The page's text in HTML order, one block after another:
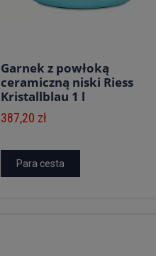
Garnek z powłoką
ceramiczną niski Riess
Kristallblau 1 l
387,20 zł
Para cesta